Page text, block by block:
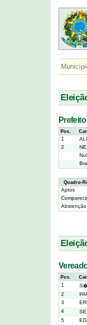
Prefeito
Pos.
1
2
Quadro-
Aptos
Abstenção
Pos.
1
2
3
4
5